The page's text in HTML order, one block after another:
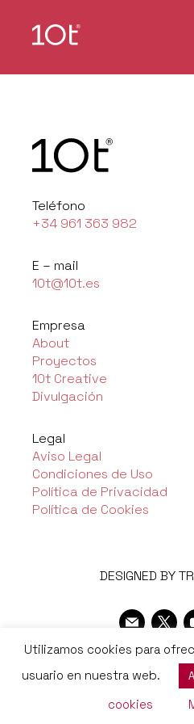
Teléfono
+34 961 363 982
E – mail
10t@10t.es
Empresa
About
Proyectos
10t Creative
Divulgación
Legal
Aviso Legal
Condiciones de Uso
Política de Privacidad
Política de Cookies
DESIGNED BY
Utilizamos cookies para
usuario en nuestra web.
cookies